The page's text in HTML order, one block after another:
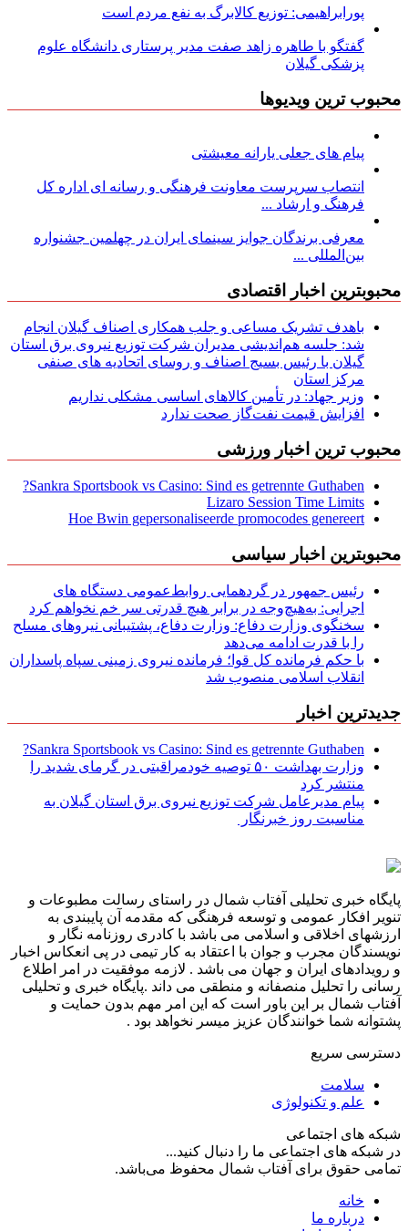
پورابراهیمی: توزیع کالابرگ به نفع مردم است
گفتگو با طاهره زاهد صفت مدیر پرستاری دانشگاه علوم
پزشکی گیلان
محبوب ترین ویدیوها
پیام های جعلی یارانه معیشتی
انتصاب سرپرست معاونت فرهنگی و رسانه ای اداره کل
فرهنگ و ارشاد ...
معرفی برندگان جوایز سینمای ایران در چهلمین جشنواره
بین‌المللی ...
محبوبترین اخبار اقتصادی
باهدف تشریک مساعی و جلب همکاری اصناف گیلان انجام
شد: جلسه هم‌اندیشی مدیران شركت توزیع نیروی برق استان
گیلان با رئیس بسیج اصناف و روسای اتحادیه های صنفی
مركز استان
وزیر جهاد: در تأمین کالاهای اساسی مشکلی نداریم
افزایش قیمت نفت‌گاز صحت ندارد
محبوب ترین اخبار ورزشی
Sankra Sportsbook vs Casino: Sind es getrennte Guthaben?
Lizaro Session Time Limits
Hoe Bwin gepersonaliseerde promocodes genereert
محبوبترین اخبار سیاسی
رئیس جمهور در گردهمایی روابط‌عمومی دستگاه های
اجرایی: به‌هیچ‌وجه در برابر هیچ قدرتی سر خم نخواهم کرد
سخنگوی وزارت دفاع: وزارت دفاع، پشتیبانی نیرو‌های مسلح
را با قدرت ادامه می‌دهد
با حکم فرمانده کل قوا؛ فرمانده نیروی زمینی سپاه پاسداران
انقلاب اسلامی منصوب شد
جدیدترین اخبار
Sankra Sportsbook vs Casino: Sind es getrennte Guthaben?
وزارت بهداشت ۵۰ توصیه خودمراقبتی در گرمای شدید را
منتشر کرد
پیام مدیرعامل شركت توزیع نیروی برق استان گیلان به
مناسبت روز خبرنگار ‌
پایگاه خبری تحلیلی آفتاب شمال در راستای رسالت مطبوعات و
تنویر افکار عمومی و توسعه فرهنگی که مقدمه آن پایبندی به
ارزشهای اخلاقی و اسلامی می باشد با کادری روزنامه نگار و
نویسندگان مجرب و جوان با اعتقاد به کار تیمی در پی انعکاس اخبار
و رویدادهای ایران و جهان می باشد . لازمه موفقیت در امر اطلاع
رسانی را تحلیل منصفانه و منطقی می داند .پایگاه خبری و تحلیلی
آفتاب شمال بر این باور است که این امر مهم بدون حمایت و
پشتوانه شما خوانندگان عزیز میسر نخواهد بود .
دسترسی سریع
سلامت
علم و تکنولوژی
شبکه های اجتماعی
در شبکه های اجتماعی ما را دنبال کنید...
تمامی حقوق برای آفتاب شمال محفوظ می‌باشد.
خانه
درباره ما